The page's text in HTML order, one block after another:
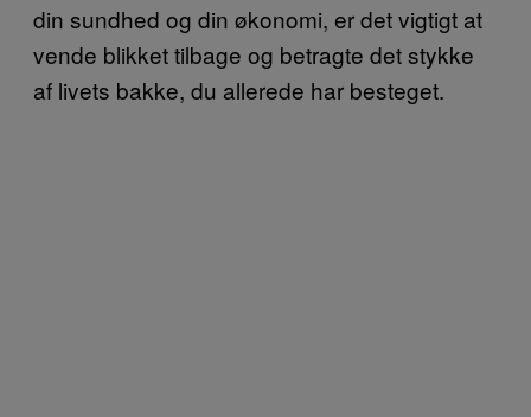
din sundhed og din økonomi, er det vigtigt at
vende blikket tilbage og betragte det stykke
af livets bakke, du allerede har besteget.